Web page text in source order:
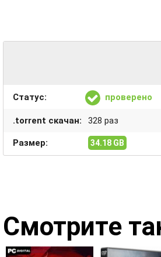
Статус: проверено
.torrent скачан: 328 раз
Размер: 34.18 GB
Смотрите